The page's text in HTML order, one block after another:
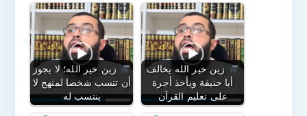
زين خير الله؛ لا يجوز
أن تنسب شخصا لمنهج لا
ينتسب له
زين خير الله يخالف
أبا حنيفة ويأخذ أجرة
على تعليم القرآن